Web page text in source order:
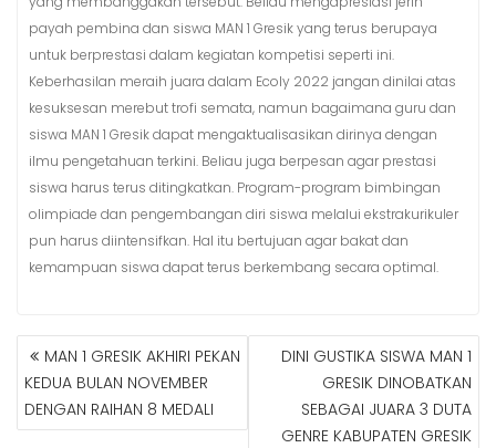
payah pembina dan siswa MAN 1 Gresik yang terus berupaya
untuk berprestasi dalam kegiatan kompetisi seperti ini.
Keberhasilan meraih juara dalam Ecoly 2022 jangan dinilai atas
kesuksesan merebut trofi semata, namun bagaimana guru dan
siswa MAN 1 Gresik dapat mengaktualisasikan dirinya dengan
ilmu pengetahuan terkini. Beliau juga berpesan agar prestasi
siswa harus terus ditingkatkan. Program-program bimbingan
olimpiade dan pengembangan diri siswa melalui ekstrakurikuler
pun harus diintensifkan. Hal itu bertujuan agar bakat dan
kemampuan siswa dapat terus berkembang secara optimal.
N
A
V
MAN 1 GRESIK AKHIRI PEKAN
KEDUA BULAN NOVEMBER
DENGAN RAIHAN 8 MEDALI
DINI GUSTIKA SISWA MAN 1
GRESIK DINOBATKAN
SEBAGAI JUARA 3 DUTA
GENRE KABUPATEN GRESIK